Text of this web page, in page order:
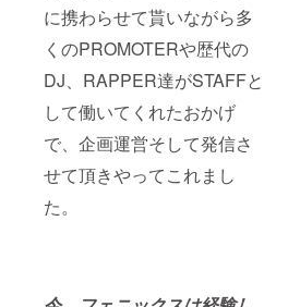
に携わらせて貰いながら多
くのPROMOTERや歴代の
DJ、RAPPER達がSTAFFと
して働いてくれたおかげ
で、企画運営そして発信さ
せて頂きやってこれまし
た。